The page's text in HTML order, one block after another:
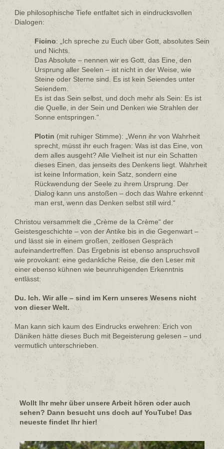
Die philosophische Tiefe entfaltet sich in eindrucksvollen
Dialogen:
Ficino: „Ich spreche zu Euch über Gott, absolutes Sein
und Nichts.
Das Absolute – nennen wir es Gott, das Eine, den
Ursprung aller Seelen – ist nicht in der Weise, wie
Steine oder Sterne sind. Es ist kein Seiendes unter
Seiendem.
Es ist das Sein selbst, und doch mehr als Sein: Es ist
die Quelle, in der Sein und Denken wie Strahlen der
Sonne entspringen.“
Plotin (mit ruhiger Stimme): „Wenn ihr von Wahrheit
sprecht, müsst ihr euch fragen: Was ist das Eine, von
dem alles ausgeht? Alle Vielheit ist nur ein Schatten
dieses Einen, das jenseits des Denkens liegt. Wahrheit
ist keine Information, kein Satz, sondern eine
Rückwendung der Seele zu ihrem Ursprung. Der
Dialog kann uns anstoßen – doch das Wahre erkennt
man erst, wenn das Denken selbst still wird.“
Christou versammelt die „Crème de la Crème“ der
Geistesgeschichte – von der Antike bis in die Gegenwart –
und lässt sie in einem großen, zeitlosen Gespräch
aufeinandertreffen. Das Ergebnis ist ebenso anspruchsvoll
wie provokant: eine gedankliche Reise, die den Leser mit
einer ebenso kühnen wie beunruhigenden Erkenntnis
entlässt:
Du. Ich. Wir alle – sind im Kern unseres Wesens nicht
von dieser Welt.
Man kann sich kaum des Eindrucks erwehren: Erich von
Däniken hätte dieses Buch mit Begeisterung gelesen – und
vermutlich unterschrieben.
Wollt Ihr mehr über unsere Arbeit hören oder auch
sehen? Dann besucht uns doch auf YouTube! Das
neueste findet Ihr hier!